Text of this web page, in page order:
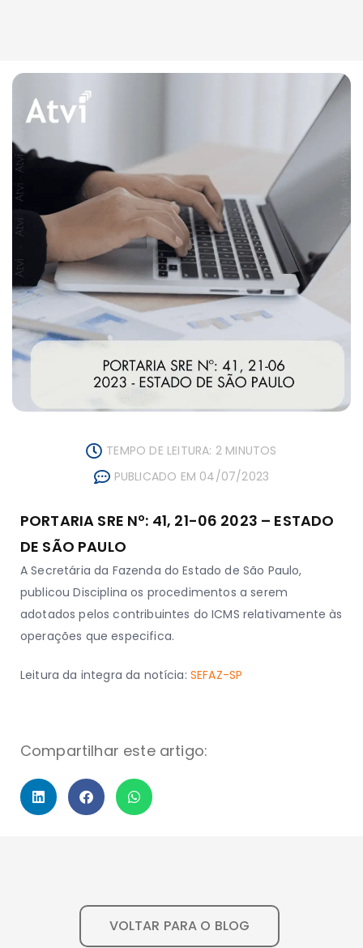
TEMPO DE LEITURA: 2 MINUTOS
PUBLICADO EM 04/07/2023
​​​​​PORTARIA SR​​E Nº: 41, 21-06 2023 – ESTADO
DE SÃO PAULO
A Secretária da Fazenda do Estado de São Paulo,
publicou Disciplina os procedimentos a serem
adotados pelos contribuintes do ICMS relativamente às
operações que especifica.
Leitura da integra da notícia: SEFAZ-SP
Compartilhar este artigo:
VOLTAR PARA O BLOG